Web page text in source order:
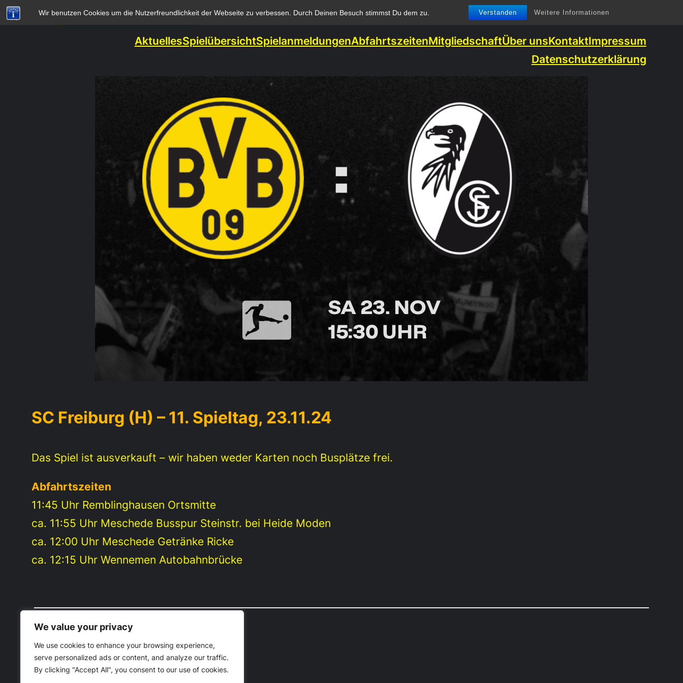
Wir benutzen Cookies um die Nutzerfreundlichkeit der Webseite zu verbessen. Durch Deinen Besuch stimmst Du dem zu. Verstanden Weitere Informationen
We value your privacy
We use cookies to enhance your browsing experience,
serve personalized ads or content, and analyze our traffic.
By clicking "Accept All", you consent to our use of cookies.
Zum
AktuellesSpielübersichtSpielanmeldungenAbfahrtszeitenMitgliedschaftÜber unsKontaktImpressum
Datenschutzerklärung
SC Freiburg (H) – 11. Spieltag, 23.11.24
Das Spiel ist ausverkauft – wir haben weder Karten noch Busplätze frei.
Abfahrtszeiten
11:45 Uhr Remblinghausen Ortsmitte
ca. 11:55 Uhr Meschede Busspur Steinstr. bei Heide Moden
ca. 12:00 Uhr Meschede Getränke Ricke
ca. 12:15 Uhr Wennemen Autobahnbrücke
BVB-Fanclub Meschede 1991 e.V.